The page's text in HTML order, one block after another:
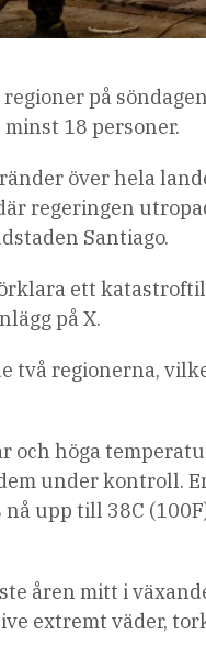
på
18 personer.
över hela
regeringen
Santiago.
ett
på X.
två regionerna,
och höga
under kontroll.
upp till 38C
åren mitt i
extremt väder,